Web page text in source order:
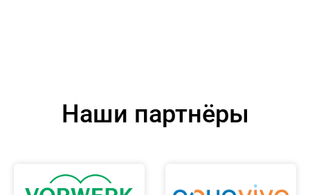
Наши партнёры